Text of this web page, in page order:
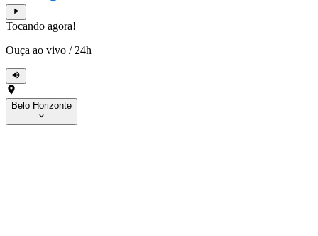
Tocando agora!
Ouça ao vivo / 24h
Belo Horizonte